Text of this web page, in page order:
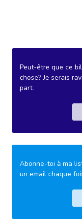
Peut-être que ce
chose? Je serais
part.
Abonne-toi à ma
un email chaque